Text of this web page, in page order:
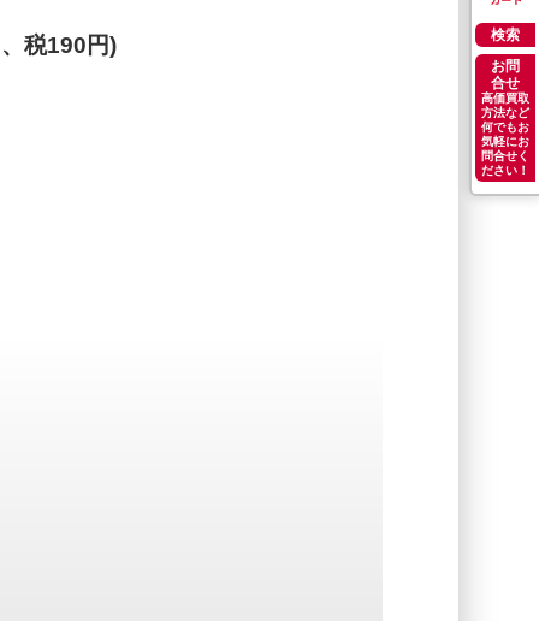
検索
お問
合せ
高価買取
方法など
何でもお
気軽にお
問合せく
ださい！
税190円)